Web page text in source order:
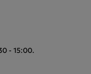
- 15:00.